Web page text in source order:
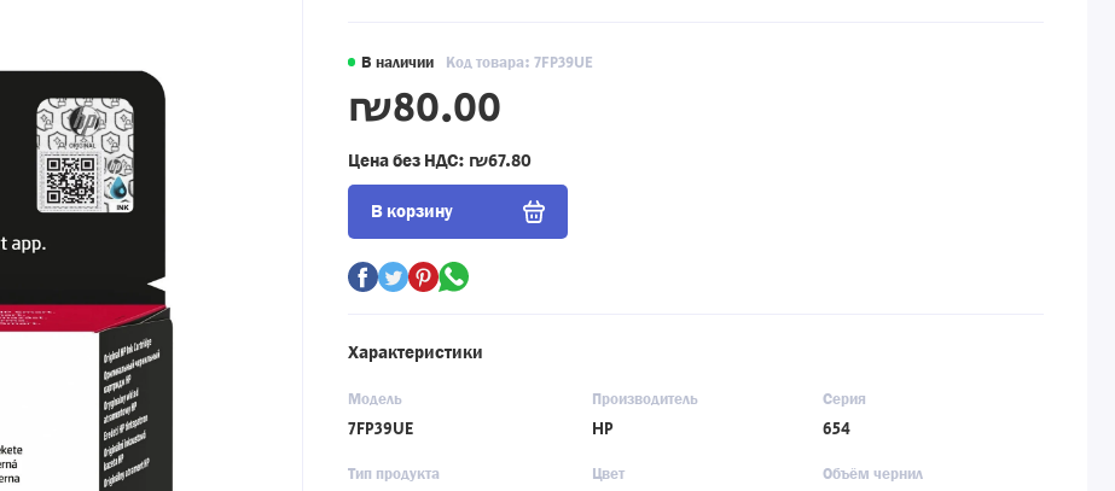
В наличии Код товара: 7FP39UE
₪80.00
Цена без НДС: ₪67.80
В корзину
Характеристики
Модель
7FP39UE
Производитель
HP
Серия
654
Тип продукта Цвет Объём чернил